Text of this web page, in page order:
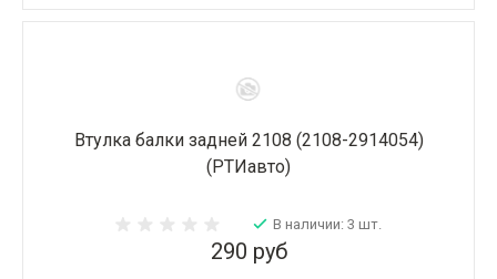
Втулка балки задней 2108 (2108-2914054)
(РТИавто)
В наличии: 3 шт.
290 руб